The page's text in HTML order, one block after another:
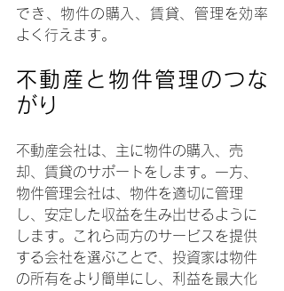
でき、物件の購入、賃貸、管理を効率
よく行えます。
不動産と物件管理のつな
がり
不動産会社は、主に物件の購入、売
却、賃貸のサポートをします。一方、
物件管理会社は、物件を適切に管理
し、安定した収益を生み出せるように
します。これら両方のサービスを提供
する会社を選ぶことで、投資家は物件
の所有をより簡単にし、利益を最大化